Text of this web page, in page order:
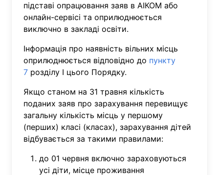
підставі опрацювання заяв в АІКОМ або
онлайн-сервісі та оприлюднюється
виключно в закладі освіти.
Інформація про наявність вільних місць
оприлюднюється відповідно до пункту
7 розділу І цього Порядку.
Якщо станом на 31 травня кількість
поданих заяв про зарахування перевищує
загальну кількість місць у першому
(перших) класі (класах), зарахування дітей
відбувається за такими правилами:
до 01 червня включно зараховуються
усі діти, місце проживання